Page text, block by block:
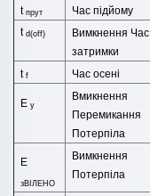
tпрут Час підйому
td(off) Вимкнення Час
затримки
tf Час осені
Еу
Вмикнення
Перемикання
Потерпіла
Е
зВІЛЕНО
Вимкнення
Потерпіла